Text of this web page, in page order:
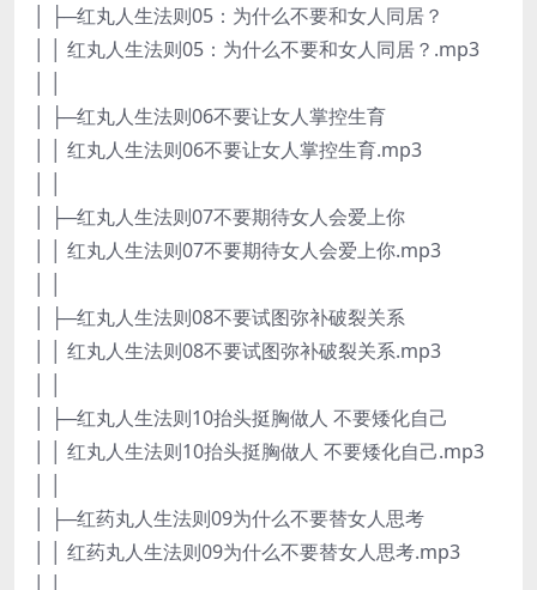
│ ├─红丸人生法则05：为什么不要和女人同居？
│ │ 红丸人生法则05：为什么不要和女人同居？.mp3
│ ├─红丸人生法则06不要让女人掌控生育
│ │ 红丸人生法则06不要让女人掌控生育.mp3
│ ├─红丸人生法则07不要期待女人会爱上你
│ │ 红丸人生法则07不要期待女人会爱上你.mp3
│ ├─红丸人生法则08不要试图弥补破裂关系
│ │ 红丸人生法则08不要试图弥补破裂关系.mp3
│ ├─红丸人生法则10抬头挺胸做人 不要矮化自己
│ │ 红丸人生法则10抬头挺胸做人 不要矮化自己.mp3
│ ├─红药丸人生法则09为什么不要替女人思考
│ │ 红药丸人生法则09为什么不要替女人思考.mp3